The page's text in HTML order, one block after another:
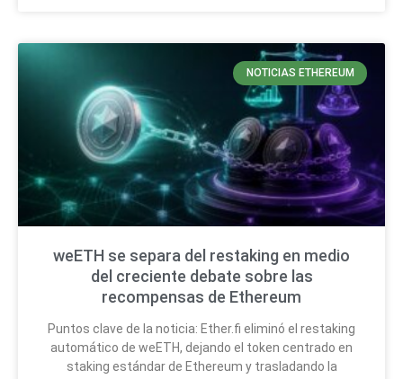
NOTICIAS ETHEREUM
weETH se separa del restaking en medio
del creciente debate sobre las
recompensas de Ethereum
Puntos clave de la noticia: Ether.fi eliminó el restaking
automático de weETH, dejando el token centrado en
staking estándar de Ethereum y trasladando la